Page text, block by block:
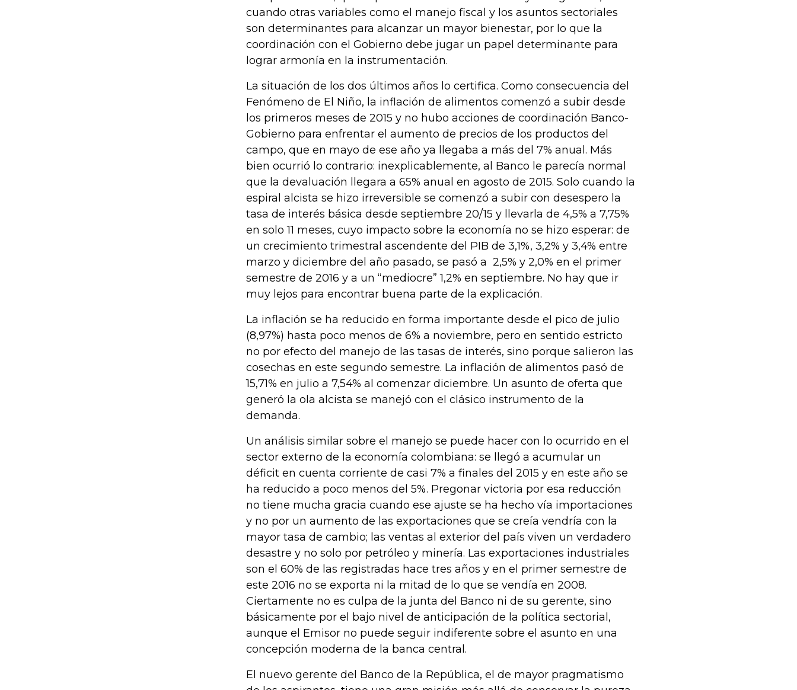
cuando otras variables como el manejo fiscal y los asuntos sectoriales
son determinantes para alcanzar un mayor bienestar, por lo que la
coordinación con el Gobierno debe jugar un papel determinante para
lograr armonía en la instrumentación.
La situación de los dos últimos años lo certifica. Como consecuencia del
Fenómeno de El Niño, la inflación de alimentos comenzó a subir desde
los primeros meses de 2015 y no hubo acciones de coordinación Banco-
Gobierno para enfrentar el aumento de precios de los productos del
campo, que en mayo de ese año ya llegaba a más del 7% anual. Más
bien ocurrió lo contrario: inexplicablemente, al Banco le parecía normal
que la devaluación llegara a 65% anual en agosto de 2015. Solo cuando la
espiral alcista se hizo irreversible se comenzó a subir con desespero la
tasa de interés básica desde septiembre 20/15 y llevarla de 4,5% a 7,75%
en solo 11 meses, cuyo impacto sobre la economía no se hizo esperar: de
un crecimiento trimestral ascendente del PIB de 3,1%, 3,2% y 3,4% entre
marzo y diciembre del año pasado, se pasó a 2,5% y 2,0% en el primer
semestre de 2016 y a un “mediocre” 1,2% en septiembre. No hay que ir
muy lejos para encontrar buena parte de la explicación.
La inflación se ha reducido en forma importante desde el pico de julio
(8,97%) hasta poco menos de 6% a noviembre, pero en sentido estricto
no por efecto del manejo de las tasas de interés, sino porque salieron las
cosechas en este segundo semestre. La inflación de alimentos pasó de
15,71% en julio a 7,54% al comenzar diciembre. Un asunto de oferta que
generó la ola alcista se manejó con el clásico instrumento de la
demanda.
Un análisis similar sobre el manejo se puede hacer con lo ocurrido en el
sector externo de la economía colombiana: se llegó a acumular un
déficit en cuenta corriente de casi 7% a finales del 2015 y en este año se
ha reducido a poco menos del 5%. Pregonar victoria por esa reducción
no tiene mucha gracia cuando ese ajuste se ha hecho vía importaciones
y no por un aumento de las exportaciones que se creía vendría con la
mayor tasa de cambio; las ventas al exterior del país viven un verdadero
desastre y no solo por petróleo y minería. Las exportaciones industriales
son el 60% de las registradas hace tres años y en el primer semestre de
este 2016 no se exporta ni la mitad de lo que se vendía en 2008.
Ciertamente no es culpa de la junta del Banco ni de su gerente, sino
básicamente por el bajo nivel de anticipación de la política sectorial,
aunque el Emisor no puede seguir indiferente sobre el asunto en una
concepción moderna de la banca central.
El nuevo gerente del Banco de la República, el de mayor pragmatismo